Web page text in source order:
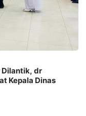
Dilantik, dr
Kepala Dinas